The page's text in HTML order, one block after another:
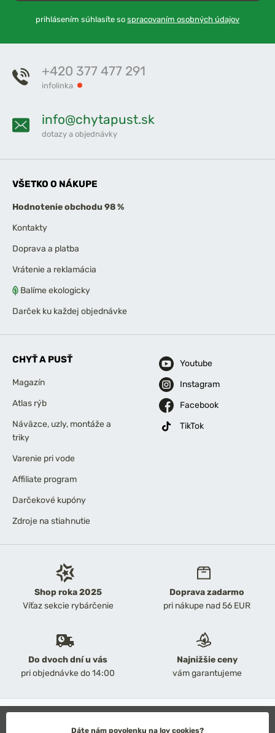
prihlásením súhlasíte so spracovaním osobných údajov
Shop roka 2025
Víťaz sekcie rybárčenie
Doprava zadarmo
pri nákupe nad 56 EUR
Do dvoch dní u vás
pri objednávke do 14:00
Najnižšie ceny
vám garantujeme
+420 377 477 291
infolinka
info@chytapust.sk
dotazy a objednávky
VŠETKO O NÁKUPE
Hodnotenie obchodu 98 %
Kontakty
Doprava a platba
Vrátenie a reklamácia
Balíme ekologicky
Darček ku každej objednávke
CHYŤ A PUSŤ
Magazín
Atlas rýb
Náväzce, uzly, montáže a
triky
Varenie pri vode
Affiliate program
Darčekové kupóny
Zdroje na stiahnutie
Youtube
Instagram
Facebook
TikTok
Obchodné podmienky
Dáte nám povolenku na lov cookies?